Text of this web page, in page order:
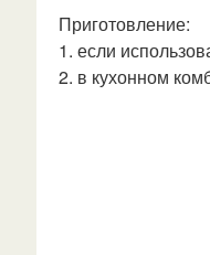
Приготовление:
1. если
2. в кухонном